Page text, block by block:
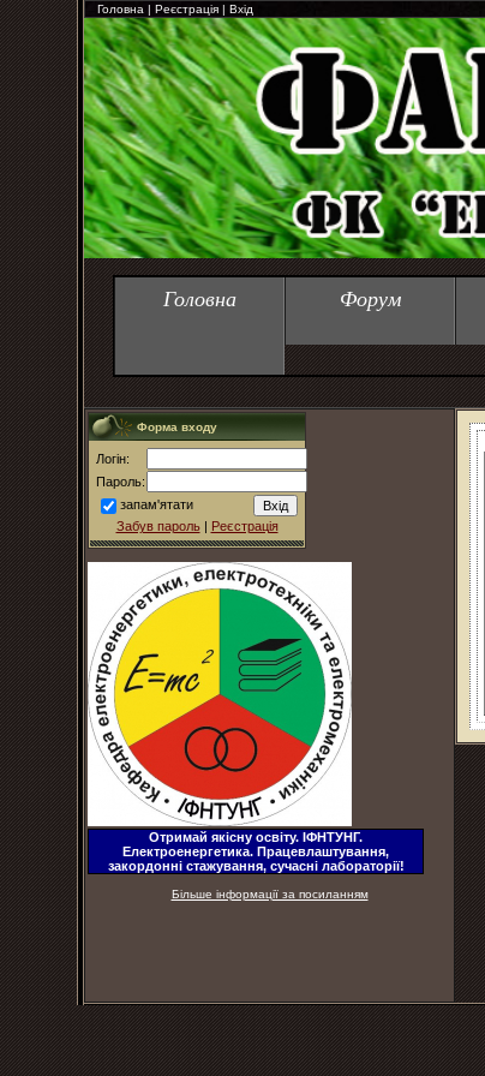
Головна | Реєстрація | Вхід
Головна Форум
Форма входу
Логін:
Пароль:
запам'ятати
Забув пароль| Реєстрація
Отримай якісну освіту. ІФНТУНГ.
Електроенергетика. Працевлаштування,
закордонні стажування, сучасні лабораторії!
Більше інформації за посиланням